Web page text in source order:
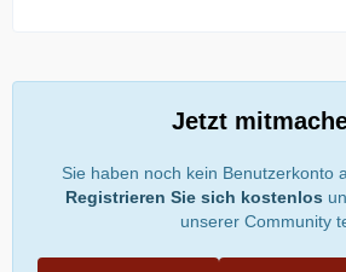
Jetzt
Sie haben noch kein Benutzerkonto
Registrieren Sie sich kostenlos
unserer Community